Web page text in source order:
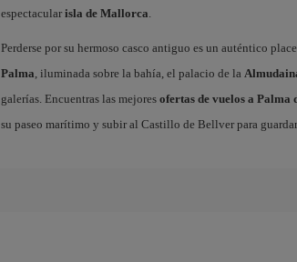
espectacular isla de Mallorca.
Perderse por su hermoso casco antiguo es un auténtico
Palma, iluminada sobre la bahía, el palacio de la
galerías. Encuentras las mejores ofertas de vuelos a Palma
su paseo marítimo y subir al Castillo de Bellver para